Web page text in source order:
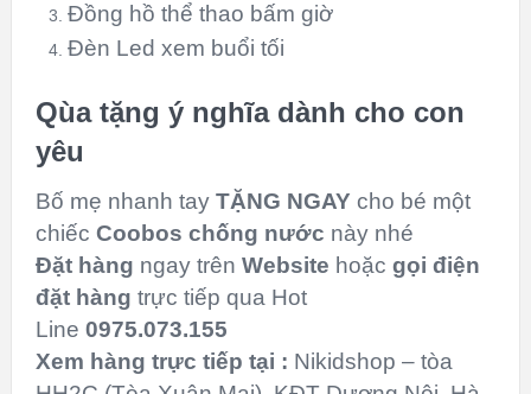
Đồng hồ thể thao bấm giờ
Đèn Led xem buổi tối
Qùa tặng ý nghĩa dành cho con
yêu
Bố mẹ nhanh tay TẶNG NGAY cho bé một
chiếc Coobos chống nước này nhé
Đặt hàng ngay trên Website hoặc gọi điện
đặt hàng trực tiếp qua Hot
Line 0975.073.155
Xem hàng trực tiếp tại : Nikidshop – tòa